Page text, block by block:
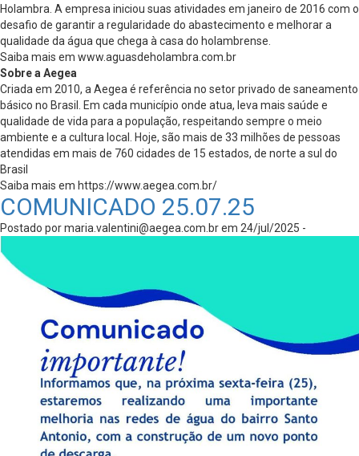
Holambra. A empresa iniciou suas atividades em janeiro de 2016 com o
desafio de garantir a regularidade do abastecimento e melhorar a
qualidade da água que chega à casa do holambrense.
Saiba mais em www.aguasdeholambra.com.br
Sobre a Aegea
Criada em 2010, a Aegea é referência no setor privado de saneamento
básico no Brasil. Em cada município onde atua, leva mais saúde e
qualidade de vida para a população, respeitando sempre o meio
ambiente e a cultura local. Hoje, são mais de 33 milhões de pessoas
atendidas em mais de 760 cidades de 15 estados, de norte a sul do
Brasil
Saiba mais em https://www.aegea.com.br/
COMUNICADO 25.07.25
Postado pormaria.valentini@aegea.com.brem 24/jul/2025 -